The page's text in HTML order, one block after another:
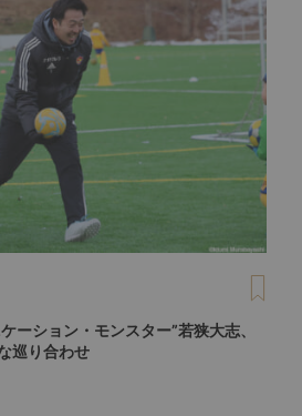
ーション・モンスター”若狭大志、
巡り合わせ